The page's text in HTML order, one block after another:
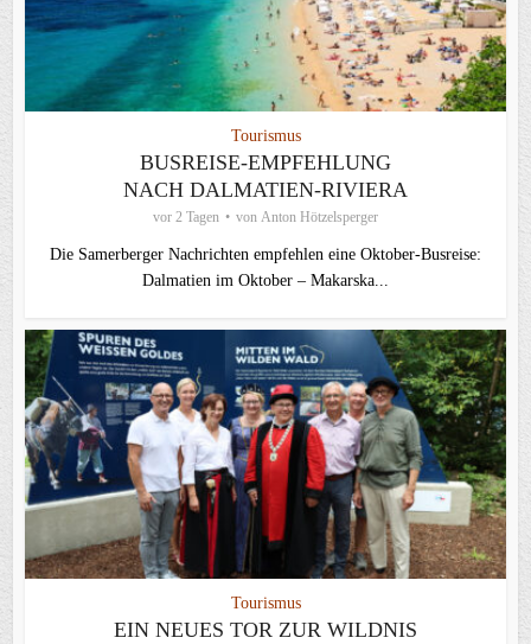
Tourismus
BUSREISE-EMPFEHLUNG
NACH DALMATIEN-RIVIERA
vor 2 Tagen von Anton Hötzelsperger
Die Samerberger Nachrichten empfehlen eine Oktober-Busreise:
Dalmatien im Oktober – Makarska...
Tourismus
EIN NEUES TOR ZUR WILDNIS